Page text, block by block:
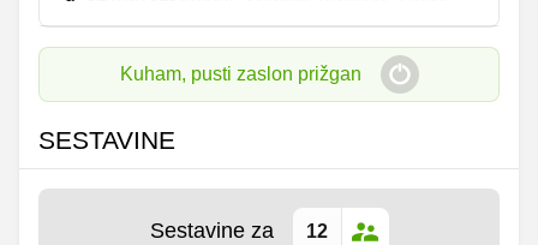
Kuham, pusti zaslon prižgan
SESTAVINE
Sestavine za